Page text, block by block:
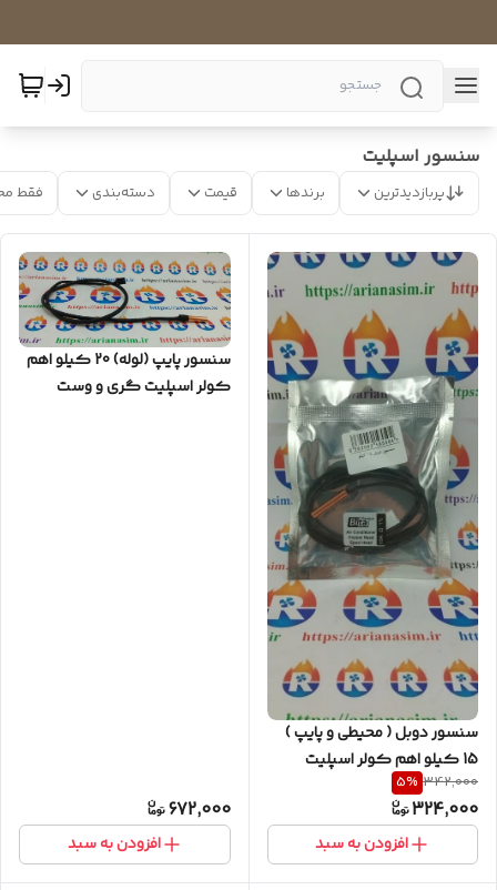
سنسور اسپلیت
پربازدیدترین برندها قیمت دسته‌بندی فقط
سنسور دوبل ( محیطی و پایپ )
15 کیلو اهم کولر اسپلیت
342,000
5%
324,000
افزودن به سبد
سنسور پایپ (لوله) 20 کیلو اهم
کولر اسپلیت گری و وست
672,000
افزودن به سبد